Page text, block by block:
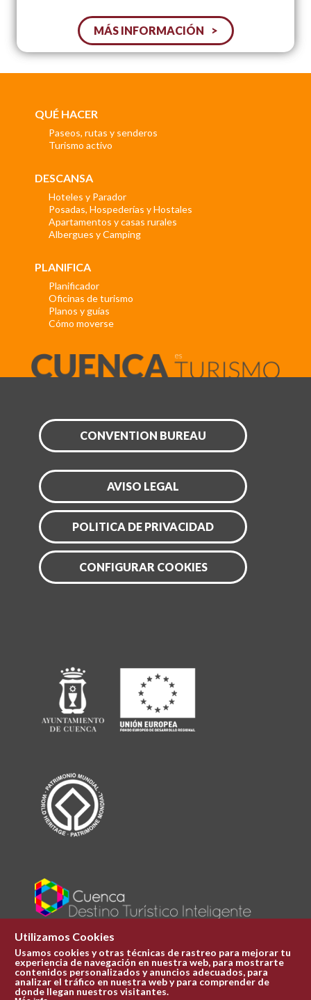
MÁS INFORMACIÓN
QUÉ HACER
Paseos, rutas y senderos
Turismo activo
DESCANSA
Hoteles y Parador
Posadas, Hospederías y Hostales
Apartamentos y casas rurales
Albergues y Camping
PLANIFICA
Planificador
Oficinas de turismo
Planos y guías
Cómo moverse
CONVENTION BUREAU
AVISO LEGAL
POLITICA DE PRIVACIDAD
CONFIGURAR COOKIES
Plaza Mayor 1
969 241 051
ofi.turismo@cuenca.es
Utilizamos Cookies
Usamos cookies y otras técnicas de rastreo para mejorar tu
experiencia de navegación en nuestra web, para mostrarte
contenidos personalizados y anuncios adecuados, para
analizar el tráfico en nuestra web y para comprender de
donde llegan nuestros visitantes.